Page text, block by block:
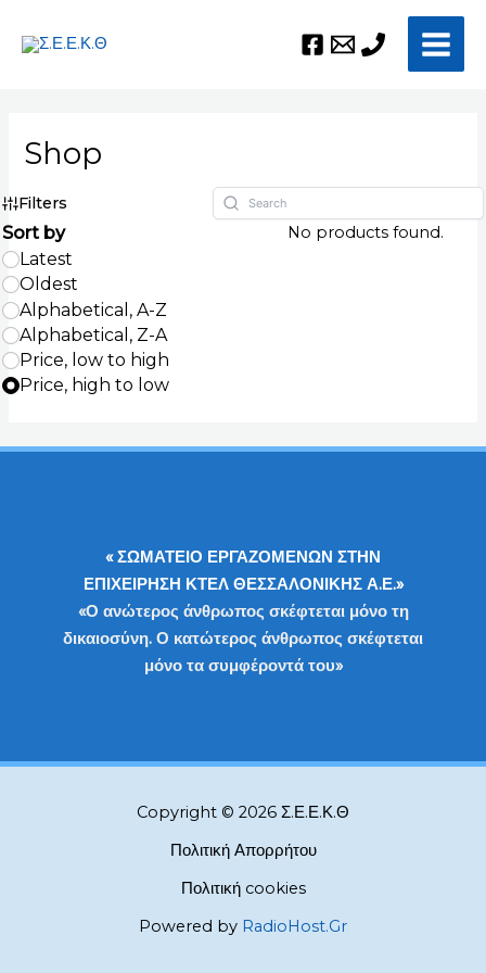
στο
Main
Shop
Filters
Sort by
Latest
Oldest
Alphabetical, A-Z
Alphabetical, Z-A
Price, low to high
Price, high to low
No products found.
« ΣΩΜΑΤΕΙΟ ΕΡΓΑΖΟΜΕΝΩΝ ΣΤΗΝ
ΕΠΙΧΕΙΡΗΣΗ ΚΤΕΛ ΘΕΣΣΑΛΟΝΙΚΗΣ Α.Ε.»
«Ο ανώτερος άνθρωπος σκέφτεται μόνο τη
δικαιοσύνη. Ο κατώτερος άνθρωπος σκέφτεται
μόνο τα συμφέροντά του»
Copyright © 2026 Σ.Ε.Ε.Κ.Θ
Πολιτική Απορρήτου
Πολιτική cookies
Powered by RadioHost.Gr